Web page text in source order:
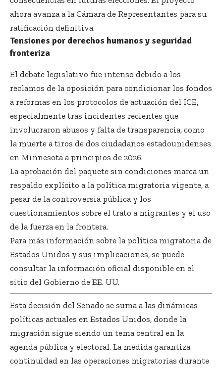
ahora avanza a la Cámara de Representantes para su
ratificación definitiva.
Tensiones por derechos humanos y seguridad
fronteriza
El debate legislativo fue intenso debido a los
reclamos de la oposición para condicionar los fondos
a reformas en los protocolos de actuación del ICE,
especialmente tras incidentes recientes que
involucraron abusos y falta de transparencia, como
la muerte a tiros de dos ciudadanos estadounidenses
en Minnesota a principios de 2026.
La aprobación del paquete sin condiciones marca un
respaldo explícito a la política migratoria vigente, a
pesar de la controversia pública y los
cuestionamientos sobre el trato a migrantes y el uso
de la fuerza en la frontera.
Para más información sobre la política migratoria de
Estados Unidos y sus implicaciones, se puede
consultar la información oficial disponible en el
sitio del Gobierno de EE. UU.
Esta decisión del Senado se suma a las dinámicas
políticas actuales en Estados Unidos, donde la
migración sigue siendo un tema central en la
agenda pública y electoral. La medida garantiza
continuidad en las operaciones migratorias durante